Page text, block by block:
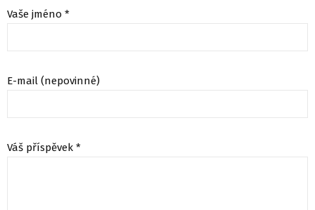
Vaše jméno *
E-mail (nepovinné)
Váš příspěvek *